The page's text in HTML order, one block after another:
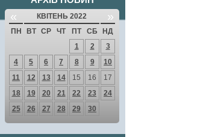
« КВІТЕНЬ 2022 »
ПН ВТ СР ЧТ ПТ СБ
НД
1
2
3
4
5 6 7 8 9
10
11
12 13 14 15 16
17
18
19 20 21 22 23
24
25
26 27 28 29 30